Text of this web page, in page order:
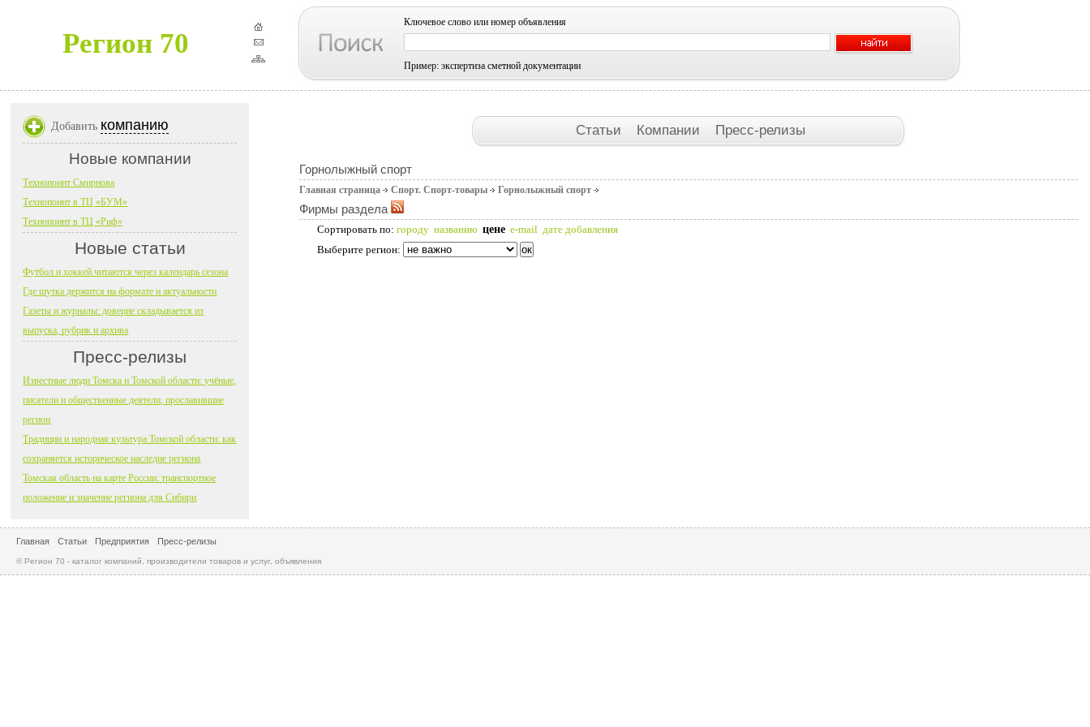
Регион 70
Ключевое слово или номер объявления
Пример: экспертиза сметной документации
Статьи Компании Пресс-релизы
Горнолыжный спорт
Главная страница Спорт. Спорт-товары Горнолыжный спорт
Фирмы раздела
Сортировать по: городу названию цене e-mail дате добавления
Выберите регион:
Добавить компанию
Новые компании
Технопоинт Смирнова
Технопоинт в ТЦ «БУМ»
Технопоинт в ТЦ «Риф»
Новые статьи
Футбол и хоккей читаются через календарь сезона
Где шутка держится на формате и актуальности
Газеты и журналы: доверие складывается из
выпуска, рубрик и архива
Пресс-релизы
Известные люди Томска и Томской области: учёные,
писатели и общественные деятели, прославившие
регион
Традиции и народная культура Томской области: как
сохраняется историческое наследие региона
Томская область на карте России: транспортное
положение и значение региона для Сибири
Главная Статьи Предприятия Пресс-релизы
© Регион 70 - каталог компаний, производители товаров и услуг, объявления